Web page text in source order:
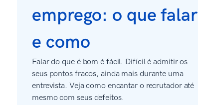
emprego: o que falar
e como
Falar do que é bom é fácil. Difícil é admitir os
seus pontos fracos, ainda mais durante uma
entrevista. Veja como encantar o recrutador até
mesmo com seus defeitos.